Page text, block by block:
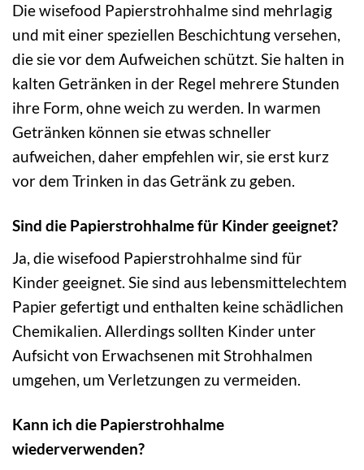
Die wisefood Papierstrohhalme sind mehrlagig
und mit einer speziellen Beschichtung versehen,
die sie vor dem Aufweichen schützt. Sie halten in
kalten Getränken in der Regel mehrere Stunden
ihre Form, ohne weich zu werden. In warmen
Getränken können sie etwas schneller
aufweichen, daher empfehlen wir, sie erst kurz
vor dem Trinken in das Getränk zu geben.
Sind die Papierstrohhalme für Kinder geeignet?
Ja, die wisefood Papierstrohhalme sind für
Kinder geeignet. Sie sind aus lebensmittelechtem
Papier gefertigt und enthalten keine schädlichen
Chemikalien. Allerdings sollten Kinder unter
Aufsicht von Erwachsenen mit Strohhalmen
umgehen, um Verletzungen zu vermeiden.
Kann ich die Papierstrohhalme
wiederverwenden?